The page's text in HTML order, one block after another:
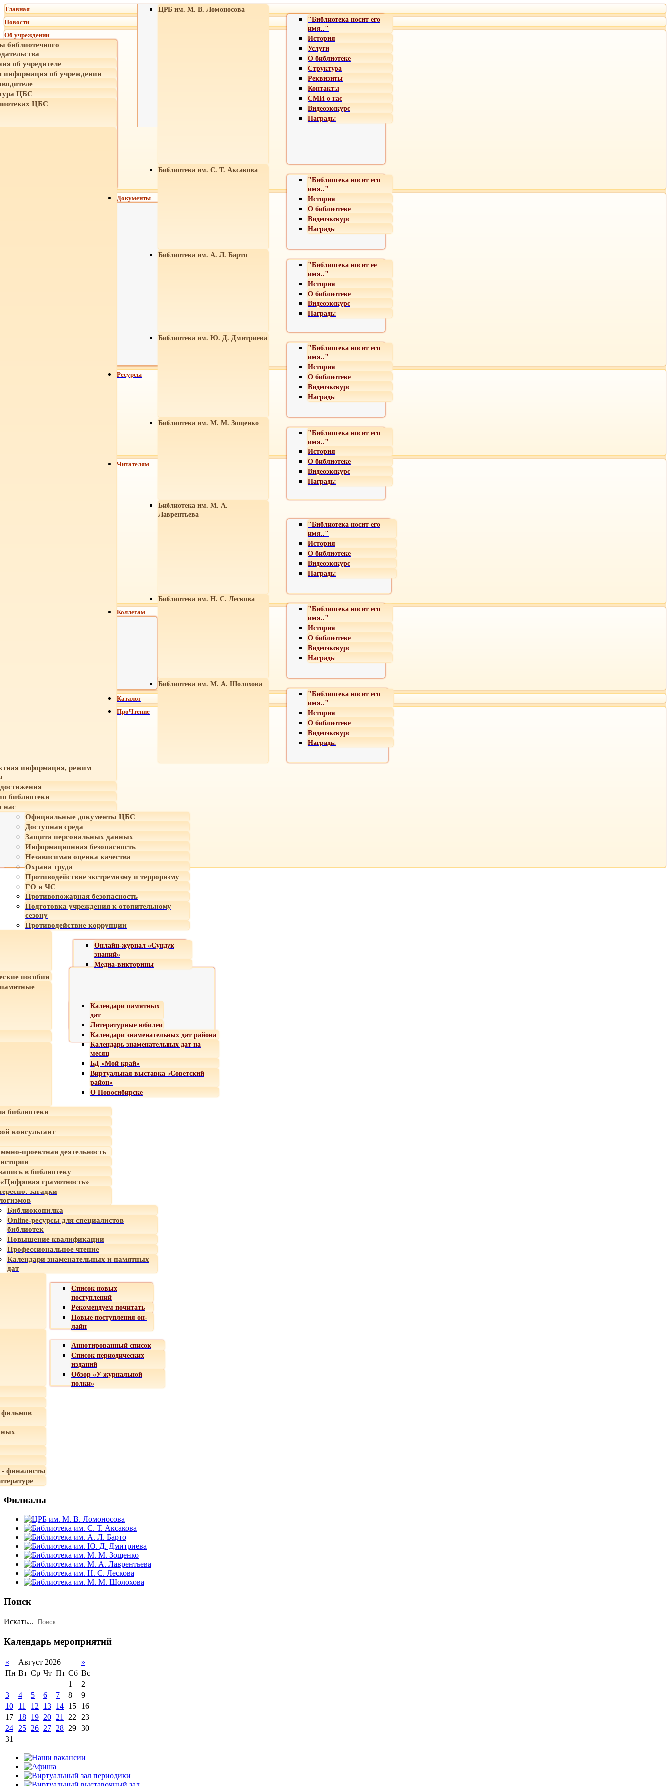
Главная
Новости
Об учреждении
библиотечного
об учредителе
об учреждении
ЦБС
ЦБС
ЦРБ им. М. В. Ломоносова
"Библиотека носит его
имя.."
История
Услуги
О библиотеке
Структура
Реквизиты
Контакты
СМИ о нас
Видеоэкскурс
Награды
Библиотека им. С. Т. Аксакова
"Библиотека носит его
имя.."
История
О библиотеке
Видеоэкскурс
Награды
Библиотека им. А. Л. Барто
"Библиотека носит ее
имя.."
История
О библиотеке
Видеоэкскурс
Награды
Библиотека им. Ю. Д. Дмитриева
"Библиотека носит его
имя.."
История
О библиотеке
Видеоэкскурс
Награды
Библиотека им. М. М. Зощенко
"Библиотека носит его
имя.."
История
О библиотеке
Видеоэкскурс
Награды
Библиотека им. М. А.
Лаврентьева
"Библиотека носит его
имя.."
История
О библиотеке
Видеоэкскурс
Награды
Библиотека им. Н. С. Лескова
"Библиотека носит его
имя.."
История
О библиотеке
Видеоэкскурс
Награды
Библиотека им. М. А. Шолохова
"Библиотека носит его
имя.."
История
О библиотеке
Видеоэкскурс
Награды
информация, режим
библиотеки
нас
Документы
Официальные документы ЦБС
Доступная среда
Защита персональных данных
Информационная безопасность
Независимая оценка качества
Охрана труда
Противодействие экстремизму и терроризму
ГО и ЧС
Противопожарная безопасность
Подготовка учреждения к отопительному
сезону
Противодействие коррупции
Ресурсы
Онлайн-журнал «Сундук
знаний»
Медиа-викторины
пособия
Календари памятных
дат
Литературные юбилеи
Календари знаменательных дат района
Календарь знаменательных дат на
месяц
БД «Мой край»
Виртуальная выставка «Советский
район»
О Новосибирске
Читателям
библиотеки
консультант
проектная деятельность
в библиотеку
грамотность»
загадки
Коллегам
Библиокопилка
Online-ресурсы для специалистов
библиотек
Повышение квалификации
Профессиональное чтение
Календари знаменательных и памятных
дат
Каталог
ПроЧтение
Список новых
поступлений
Рекомендуем почитать
Новые поступления он-
лайн
Аннотированный список
Список периодических
изданий
Обзор «У журнальной
полки»
- финалисты
Филиалы
Поиск
Искать...
Календарь мероприятий
« Август 2026
»
Пн Вт Ср Чт Пт Сб Вс
1
2
3
4 5 6 7 8
9
10
11 12 13 14 15
16
17
18 19 20 21 22
23
24
25 26 27 28 29 30
31